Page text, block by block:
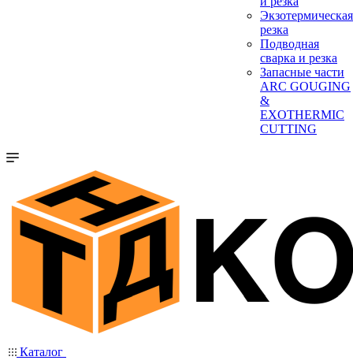
Экзотермическая
резка
Подводная
сварка и резка
Запасные части
ARC GOUGING
&
EXOTHERMIC
CUTTING
Каталог